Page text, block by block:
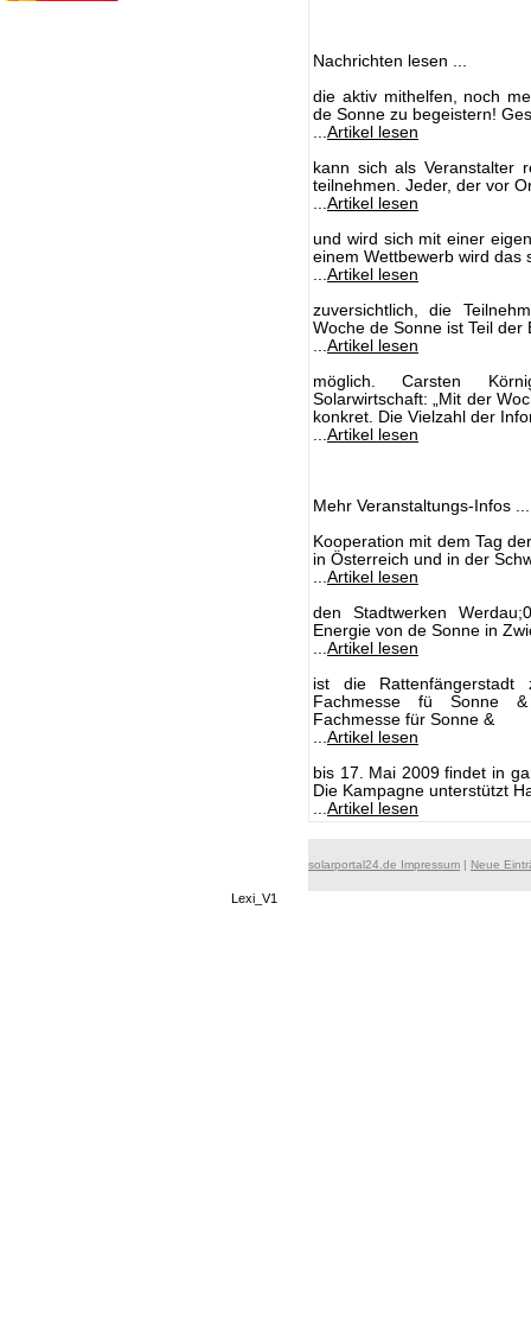
Nachrichten lesen ...
die aktiv mithelfen, noch
de Sonne zu begeistern!
...Artikel lesen
kann sich als Veranstalter
teilnehmen. Jeder, der vor
...Artikel lesen
und wird sich mit einer
einem Wettbewerb wird das
...Artikel lesen
zuversichtlich, die
Woche de Sonne ist Teil
...Artikel lesen
möglich. Carsten
Solarwirtschaft: „Mit der
konkret. Die Vielzahl der
...Artikel lesen
Mehr Veranstaltungs-Infos ...
Kooperation mit dem Tag
in Österreich und in der
...Artikel lesen
den Stadtwerken
Energie von de Sonne in
...Artikel lesen
ist die
Fachmesse fü Sonne &
Fachmesse für Sonne &
...Artikel lesen
bis 17. Mai 2009 findet in
Die Kampagne unterstützt
...Artikel lesen
solarportal24.de Impressum | Neue
Lexi_V1